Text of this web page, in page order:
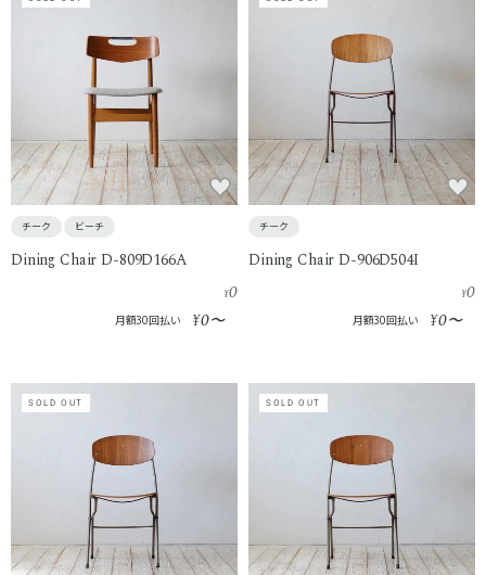
チーク ビーチ
Dining Chair D-809D166A
¥0
月額30回払い ¥0〜
チーク
Dining Chair D-906D504I
¥0
月額30回払い ¥0〜
SOLD OUT SOLD OUT